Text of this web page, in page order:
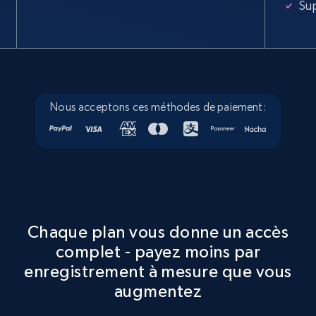
Google Maps full information
more.
records by location search
Place id, URL, Country, Name, Category,
Address, Description, Business details, and
more.
Nous acceptons ces méthodes de paiement:
Chaque plan vous donne un accès
complet - payez moins par
enregistrement à mesure que vous
augmentez